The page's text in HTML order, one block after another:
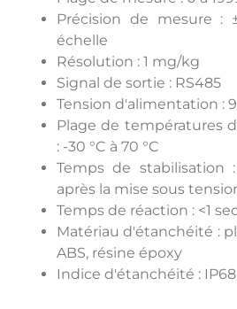
Précision de mesure :
échelle
Résolution : 1 mg/kg
Signal de sortie : RS485
Tension d'alimentation : 9
Plage de températures
: -30 °C à 70 °C
Temps de stabilisation
après la mise sous
Temps de réaction : <1
Matériau d'étanchéité :
ABS, résine époxy
Indice d'étanchéité : IP68